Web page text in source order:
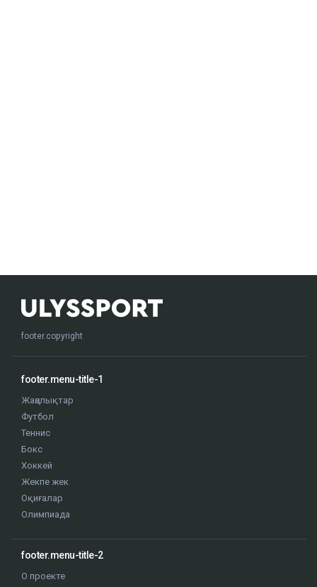
footer.copyright
footer.menu-title-1
Жаңалықтар
Футбол
Теннис
Бокс
Хоккей
Жекпе жек
Оқиғалар
Олимпиада
footer.menu-title-2
О проекте